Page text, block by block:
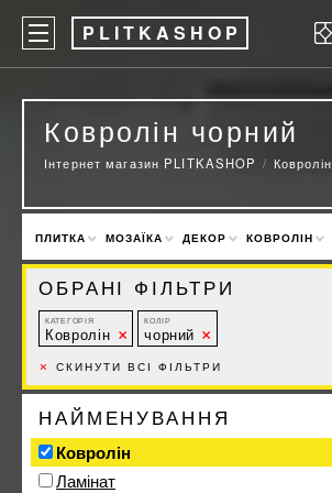
P LITKASHOP
Ковролін чорний
Інтернет магазин PLITKASHOP Ковролін
ПЛИТКА МОЗАЇКА ДЕКОР КОВРОЛІН
ОБРАНІ ФІЛЬТРИ
КАТЕГОРІЯ
Ковролін
КОЛІР
чорний
× СКИНУТИ ВСІ ФІЛЬТРИ
НАЙМЕНУВАННЯ
Ковролін
Ламінат